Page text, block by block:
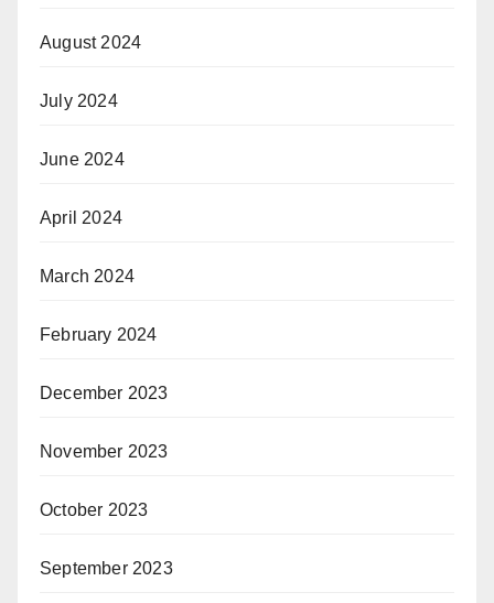
August 2024
July 2024
June 2024
April 2024
March 2024
February 2024
December 2023
November 2023
October 2023
September 2023